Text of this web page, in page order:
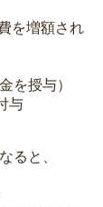
を増額され
を授与）
与
ると、